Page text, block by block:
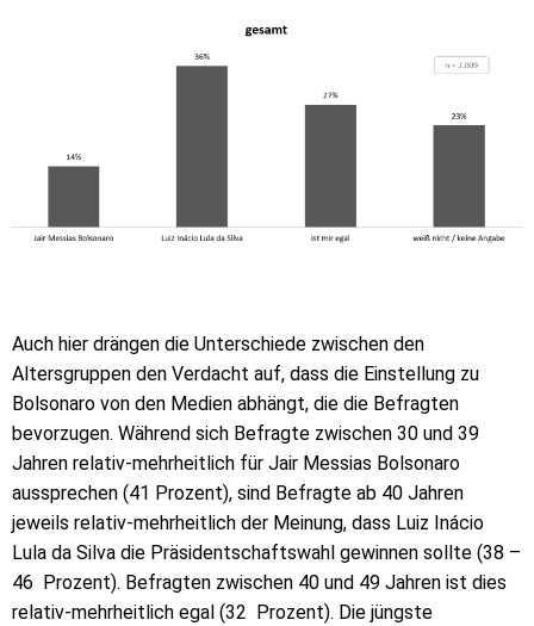
Auch hier drängen die Unterschiede zwischen den
Altersgruppen den Verdacht auf, dass die Einstellung zu
Bolsonaro von den Medien abhängt, die die Befragten
bevorzugen. Während sich Befragte zwischen 30 und 39
Jahren relativ-mehrheitlich für Jair Messias Bolsonaro
aussprechen (41 Prozent), sind Befragte ab 40 Jahren
jeweils relativ-mehrheitlich der Meinung, dass Luiz Inácio
Lula da Silva die Präsidentschaftswahl gewinnen sollte (38 –
46 Prozent). Befragten zwischen 40 und 49 Jahren ist dies
relativ-mehrheitlich egal (32 Prozent). Die jüngste